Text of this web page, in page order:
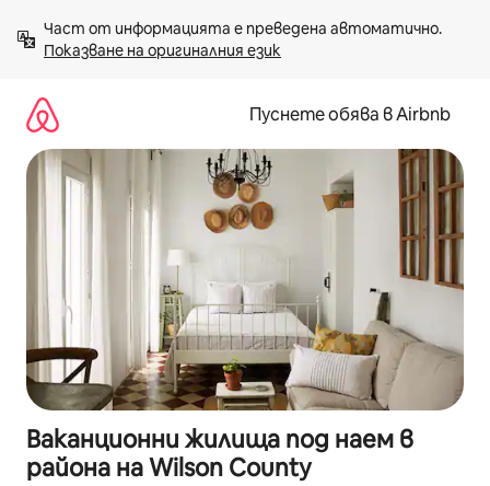
към
съдържанието
Показване на оригиналния език
Пуснете обява в Airbnb
Ваканционни жилища под наем в
района на Wilson County